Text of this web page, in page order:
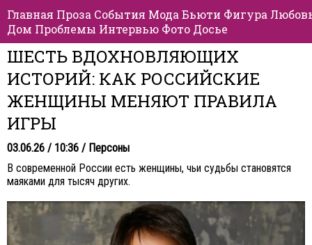
Главная Проза События Мода Бьюти Фигура
Дом Проблемы Интервью Фото Досье
ШЕСТЬ ВДОХНОВЛЯЮЩИХ
ИСТОРИЙ: КАК РОССИЙСКИЕ
ЖЕНЩИНЫ МЕНЯЮТ ПРАВИЛА
ИГРЫ
03.06.26 / 10:36 / Персоны
В современной России есть женщины, чьи судьбы становятся
маяками для тысяч других.